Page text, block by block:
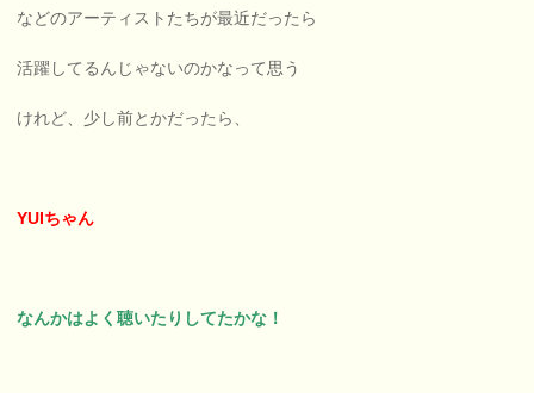
などのアーティストたちが最近だったら
活躍してるんじゃないのかなって思う
けれど、少し前とかだったら、
YUIちゃん
なんかはよく聴いたりしてたかな！